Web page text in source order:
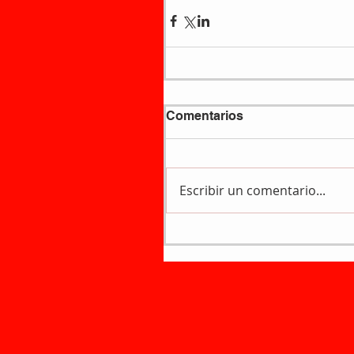
Comentarios
Escribir un comentario...